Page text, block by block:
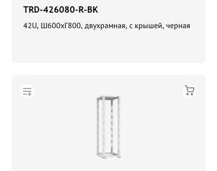
TRD-426080-R-BK
42U, Ш600хГ800, двухрамная, с крышей, черная